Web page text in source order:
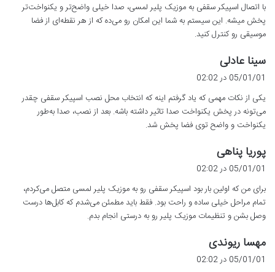
:
با اتصال اسپیکر سقفی به موزیک پلیر لمسی، صدا خیلی واضح‌تر و یکنواخت‌تر
پخش میشه. این سیستم به شما این امکان رو می‌ده که از هر نقطه‌ای از فضا
موسیقی رو کنترل کنید.
سینا عادلی
ف
:
05/01/01 در 02:02
یکی از نکات مهمی که یاد گرفتم اینه که انتخاب محل نصب اسپیکر سقفی چقدر
می‌تونه در پخش یکنواخت صدا تاثیر داشته باشه. بعد از نصب، صدا به‌طور
یکنواخت و واضح توی فضا پخش شد.
پوریا پناهی
ف
:
05/01/01 در 02:02
برای من که اولین بار بود اسپیکر سقفی رو به موزیک پلیر لمسی متصل می‌کردم،
تمام مراحل خیلی ساده و راحت بود. فقط باید مطمئن می‌شدم که کابل‌ها درست
وصل بشن و تنظیمات موزیک پلیر رو به درستی انجام بدم.
مهسا ریوندی
ف
05/01/01 در 02:02